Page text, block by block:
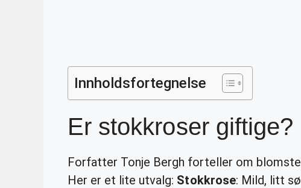
Innholdsfortegnelse
Er stokkroser giftige?
Forfatter Tonje Bergh forteller om
Her er et lite utvalg: Stokkrose: Mild, litt